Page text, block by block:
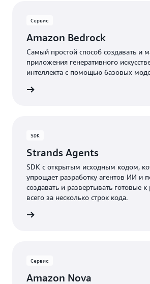
Сервис
Amazon Bedrock
Самый простой способ создавать и
приложения генеративного
интеллекта с помощью базовых
SDK
Strands Agents
SDK с открытым исходным кодом,
упрощает разработку агентов ИИ и
создавать и развертывать готовые к
всего за несколько строк кода.
Сервис
Amazon Nova